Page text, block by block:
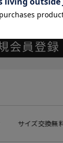
サイズ交換無料